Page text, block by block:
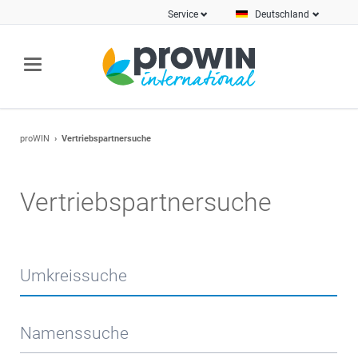
Deutschland
Service
proWIN Vertriebspartnersuche
Vertriebspartnersuche
Umkreissuche
Namenssuche